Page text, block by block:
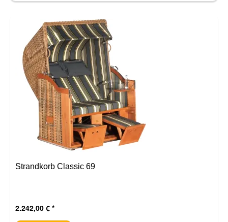
Strandkorb Classic 69
2.242,00 €